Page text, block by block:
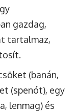
gazdag,
tartalmaz,
(banán,
(spenót), egy
lenmag) és